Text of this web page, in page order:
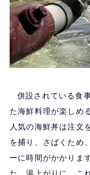
併設されている食
た海鮮料理が楽しめ
人気の海鮮丼は注文
を捕り、さばくため
ーに時間がかかりま
た。湯上がりに、こ